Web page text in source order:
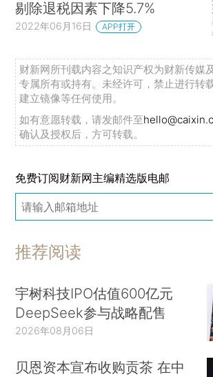
剔除退税因素下降5.7%
2022年06月16日 APP打开
财新网所刊载内容之知识产权为财新传媒
专属所有或持有。未经许可，禁止进行转
建立镜像等任何使用。
如有意愿转载，请发邮件至
确认及授权后，方可转载。
免费订阅财新网主编精选版电邮
推荐阅读
宇树科技IPO估值600亿元
DeepSeek参与战略配售
2026年08月06日
贝恩资本宣布收购贡茶 在中